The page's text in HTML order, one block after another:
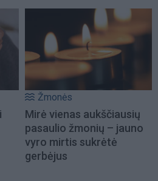
Žmonės
Mirė vienas aukščiausių
pasaulio žmonių – jauno
vyro mirtis sukrėtė
gerbėjus